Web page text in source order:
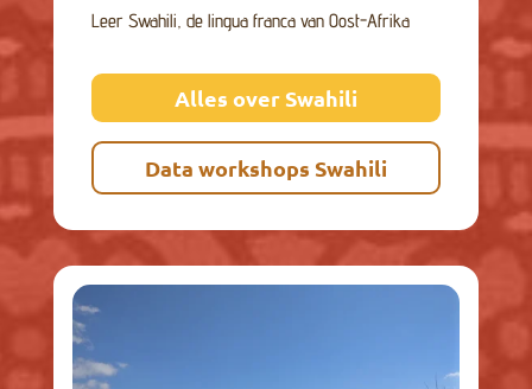
Leer Swahili, de lingua franca van Oost-Afrika
Alles over Swahili
Data workshops Swahili